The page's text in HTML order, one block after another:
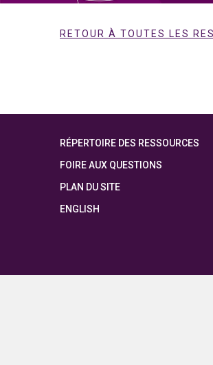
RETOUR À TOUTES LES
RÉPERTOIRE DES RESSOURCES
FOIRE AUX QUESTIONS
PLAN DU SITE
ENGLISH